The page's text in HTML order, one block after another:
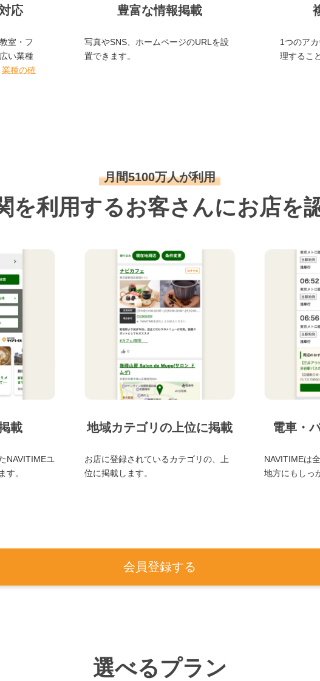
応
室・フ
い業種
業種の確
豊富な情報掲載
写真やSNS、ホームページのURLを設
置できます。
1つのア
理するこ
月間5100万人が利用
を利用するお客さんにお店を
載
NAVITIMEユ
す。
地域カテゴリの上位に掲載
お店に登録されているカテゴリの、上
位に掲載します。
電車・
NAVITIMEは
地方にもしっ
会員登録する
選べるプラン